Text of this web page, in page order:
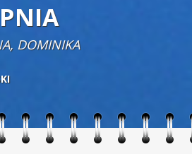
DOMINIKA